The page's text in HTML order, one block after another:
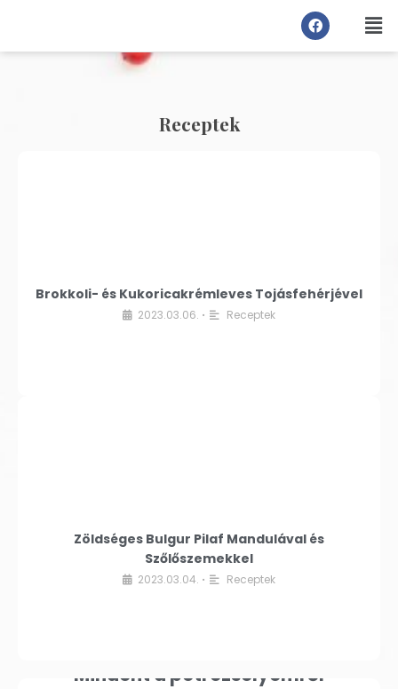
Receptek
Brokkoli- és Kukoricakrémleves Tojásfehérjével
2023.03.06. • Receptek
Zöldséges Bulgur Pilaf Mandulával és
Szőlőszemekkel
2023.03.04. • Receptek
Mindent a petrezselyemről